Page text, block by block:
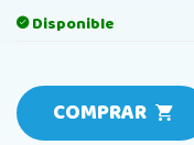
Disponible
COMPRAR